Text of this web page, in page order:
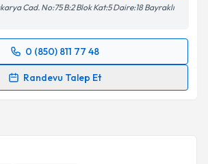
Cad. No:75 B:2 Blok Kat:5 Daire:18 Bayraklı
0 (850) 811 77 48
Randevu Talep Et
Talebi